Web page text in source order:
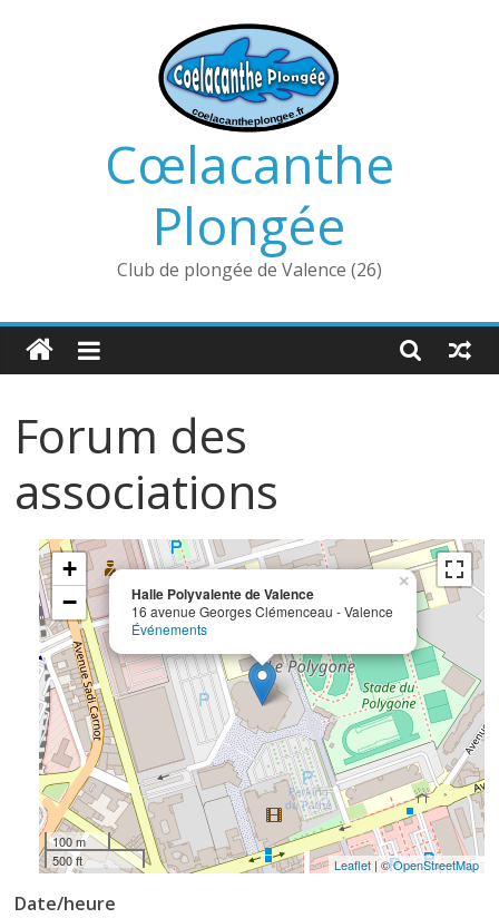
Cœlacanthe
Plongée
Club de plongée de Valence (26)
Forum des
associations
Halle Polyvalente de Valence
16 avenue Georges Clémenceau - Valence
Événements
×
+
−
100 m
500 ft
Leaflet| ©OpenStreetMap
Date/heure